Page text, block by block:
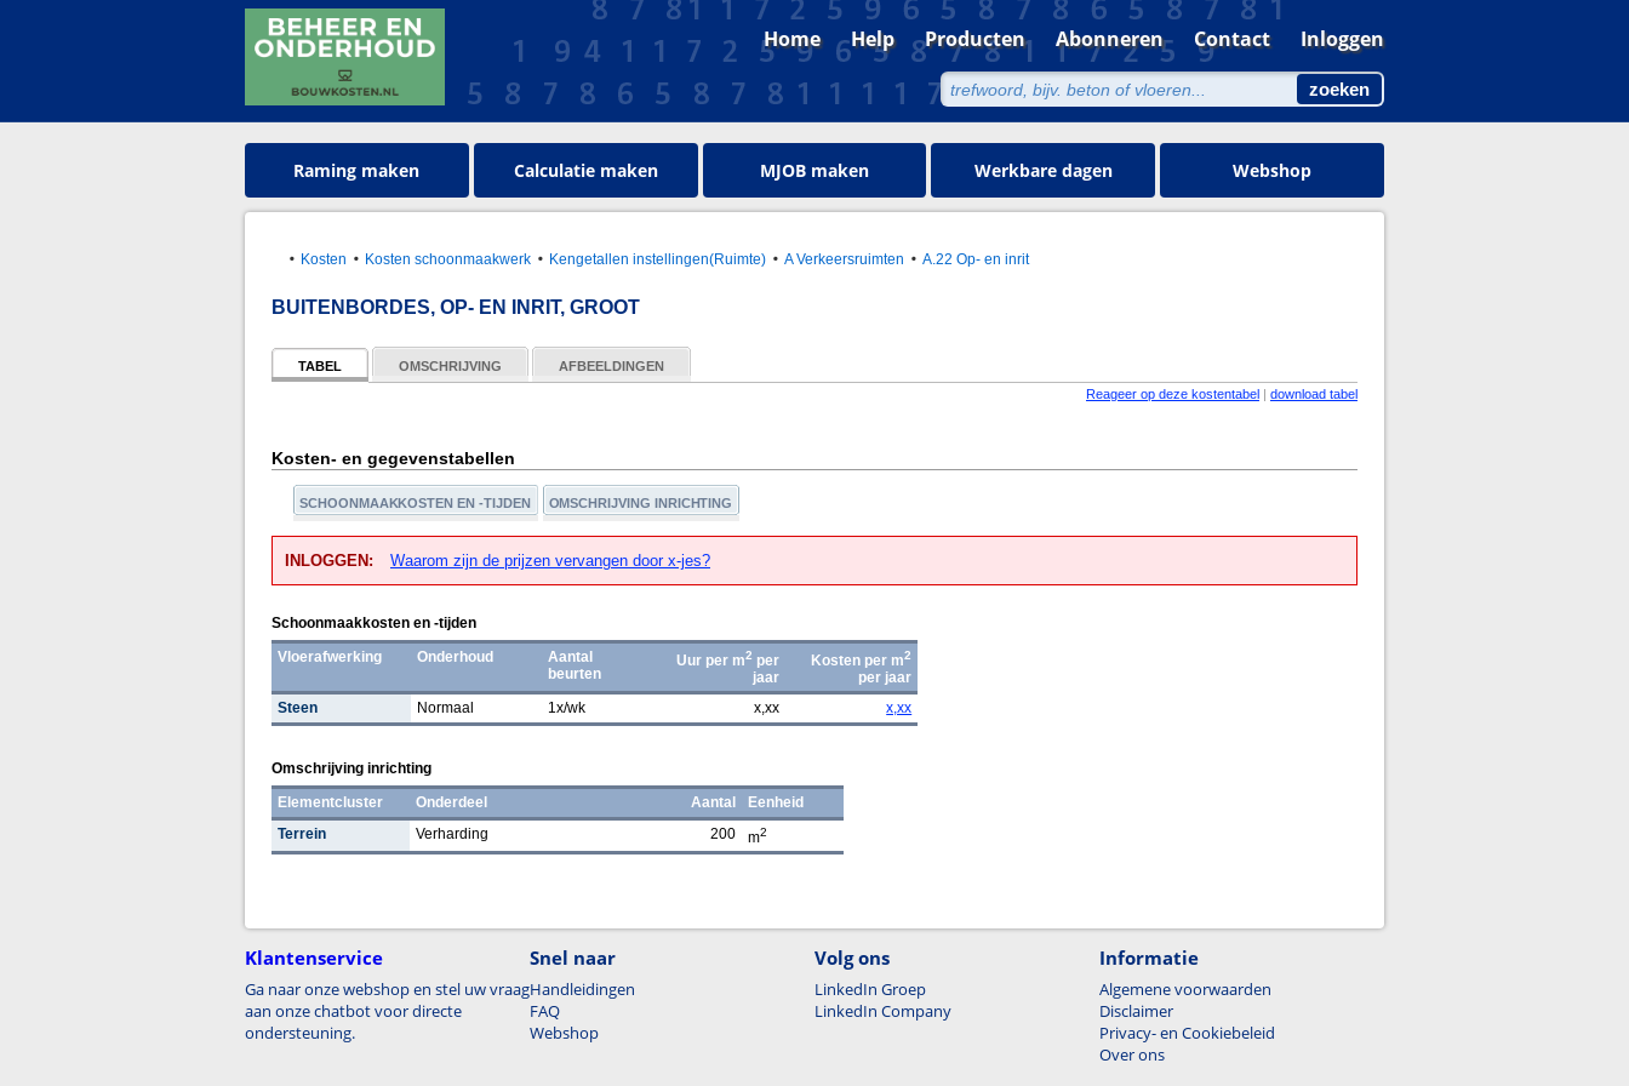
Home Help Producten Abonneren Contact Inloggen
Raming maken Calculatie maken MJOB maken Werkbare dagen Webshop
Kosten Kosten schoonmaakwerk Kengetallen instellingen(Ruimte) A Verkeersruimten A.22 Op- en inrit
BUITENBORDES, OP- EN INRIT, GROOT
TABEL OMSCHRIJVING
AFBEELDINGEN
Reageer op deze kostentabel | download tabel
Kosten- en gegevenstabellen
SCHOONMAAKKOSTEN EN -TIJDEN OMSCHRIJVING INRICHTING
INLOGGEN: Waarom zijn de prijzen vervangen door x-jes?
Schoonmaakkosten en -tijden
Vloerafwerking
Onderhoud
Aantal
beurten
Uur per m2 per
jaar
Kosten per m2
per jaar
Steen
Normaal 1x/wk x,xx x,xx
Omschrijving inrichting
Elementcluster
Onderdeel Aantal
Eenheid
Terrein
Verharding 200 m2
Klantenservice
Ga naar onze webshop en stel uw vraag
aan onze chatbot voor directe
ondersteuning.
Snel naar
Handleidingen
FAQ
Webshop
Volg ons
LinkedIn Groep
LinkedIn Company
Informatie
Algemene voorwaarden
Disclaimer
Privacy- en Cookiebeleid
Over ons